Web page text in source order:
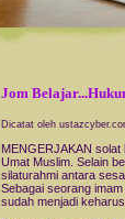
Jom
Dicatat oleh
MENGERJAKAN
Umat Muslim. Selain
silaturahmi antara
Sebagai seorang
sudah menjadi